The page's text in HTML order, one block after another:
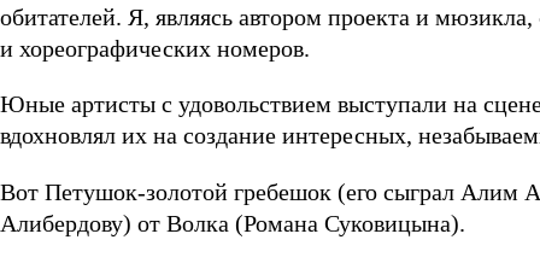
обитателей. Я, являясь автором проекта и
и хореографических номеров.
Юные артисты с удовольствием выступали на
вдохновлял их на создание интересных,
Вот Петушок-золотой гребешок (его сыграл Алим
Алибердову) от Волка (Романа Суковицына).